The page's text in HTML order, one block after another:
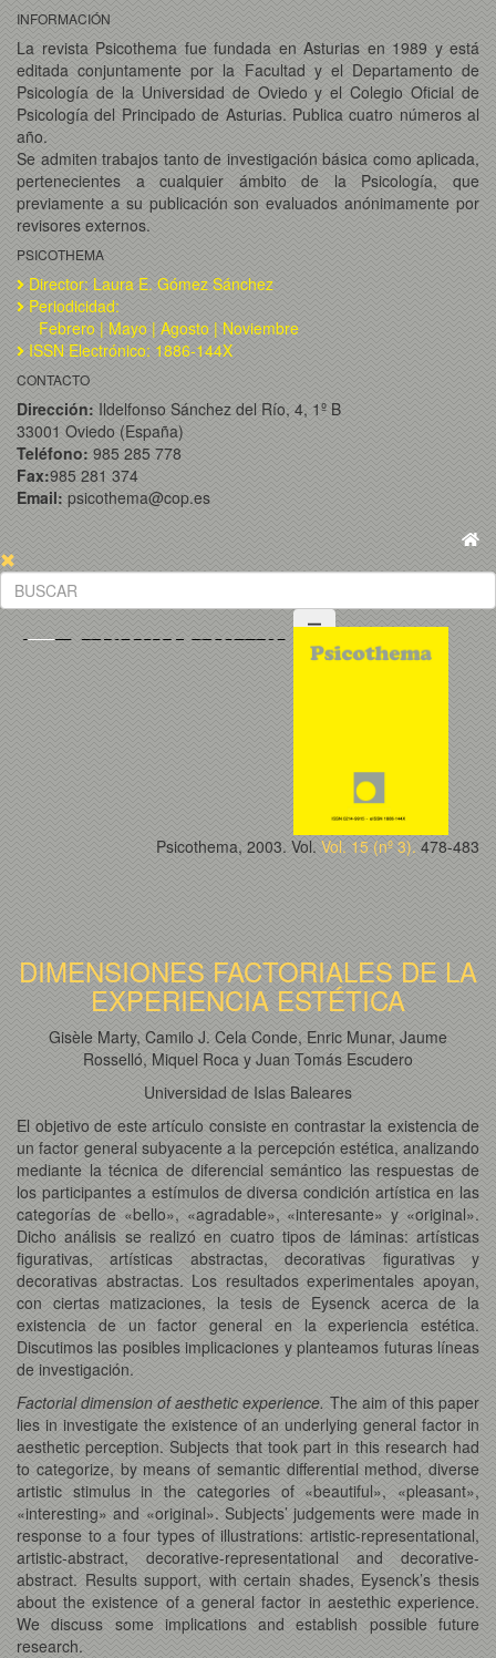
INFORMACIÓN
La revista Psicothema fue fundada en Asturias en 1989 y está
editada conjuntamente por la Facultad y el Departamento de
Psicología de la Universidad de Oviedo y el Colegio Oficial de
Psicología del Principado de Asturias. Publica cuatro números al
año.
Se admiten trabajos tanto de investigación básica como aplicada,
pertenecientes a cualquier ámbito de la Psicología, que
previamente a su publicación son evaluados anónimamente por
revisores externos.
PSICOTHEMA
Director: Laura E. Gómez Sánchez
Periodicidad:
Febrero | Mayo | Agosto | Noviembre
ISSN Electrónico: 1886-144X
CONTACTO
Dirección: Ildelfonso Sánchez del Río, 4, 1º B
33001 Oviedo (España)
Teléfono: 985 285 778
Fax:985 281 374
Email: psicothema@cop.es
Psicothema, 2003. Vol. Vol. 15 (nº 3). 478-483
DIMENSIONES FACTORIALES DE LA
EXPERIENCIA ESTÉTICA
Gisèle Marty, Camilo J. Cela Conde, Enric Munar, Jaume
Rosselló, Miquel Roca y Juan Tomás Escudero
Universidad de Islas Baleares
El objetivo de este artículo consiste en contrastar la existencia de
un factor general subyacente a la percepción estética, analizando
mediante la técnica de diferencial semántico las respuestas de
los participantes a estímulos de diversa condición artística en las
categorías de «bello», «agradable», «interesante» y «original».
Dicho análisis se realizó en cuatro tipos de láminas: artísticas
figurativas, artísticas abstractas, decorativas figurativas y
decorativas abstractas. Los resultados experimentales apoyan,
con ciertas matizaciones, la tesis de Eysenck acerca de la
existencia de un factor general en la experiencia estética.
Discutimos las posibles implicaciones y planteamos futuras líneas
de investigación.
Factorial dimension of aesthetic experience. The aim of this paper
lies in investigate the existence of an underlying general factor in
aesthetic perception. Subjects that took part in this research had
to categorize, by means of semantic differential method, diverse
artistic stimulus in the categories of «beautiful», «pleasant»,
«interesting» and «original». Subjects’ judgements were made in
response to a four types of illustrations: artistic-representational,
artistic-abstract, decorative-representational and decorative-
abstract. Results support, with certain shades, Eysenck’s thesis
about the existence of a general factor in aestethic experience.
We discuss some implications and establish possible future
research.